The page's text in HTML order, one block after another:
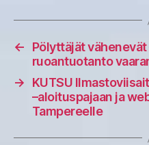
←
Pölyttäjät
ruoantuotanto
→
KUTSU
–aloituspajaan ja
Tampereelle